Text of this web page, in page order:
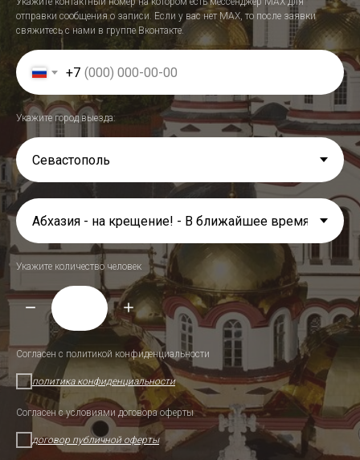
отправки сообщения о записи. Если у вас нет МАХ, то после заявки
свяжитесь с нами в группе Вконтакте.
+7
Укажите город выезда:
Укажите количество человек
Согласен с политикой конфиденциальности
политика конфиденциальности
Согласен с условиями договора оферты
договор публичной оферты